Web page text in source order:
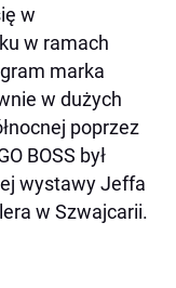
w
w ramach
marka
w dużych
poprzez
BOSS był
wystawy Jeffa
w Szwajcarii.